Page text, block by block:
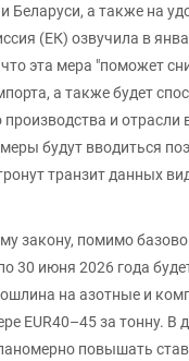
Беларуси, а также на
(ЕК) озвучила в
эта мера "поможет
а также будет
производства и
будут вводиться
транзит данных
закону, помимо
30 июня 2026 года
на азотные и
EUR40–45 за тонну. В
повышать